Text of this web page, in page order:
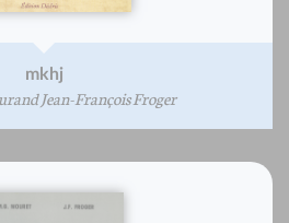
mkhj
Jean-François Froger